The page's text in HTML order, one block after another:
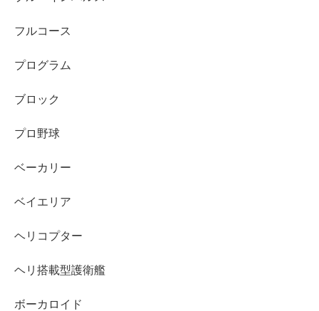
フルコース
プログラム
ブロック
プロ野球
ベーカリー
ベイエリア
ヘリコプター
ヘリ搭載型護衛艦
ボーカロイド